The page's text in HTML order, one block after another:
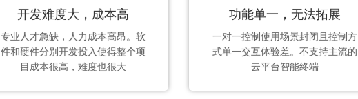
开发难度大，成本高
专业人才急缺，人力成本高昂。软
件和硬件分别开发投入使得整个项
目成本很高，难度也很大
功能单一，无法拓展
一对一控制使用场景封闭且控制方
式单一交互体验差。不支持主流的
云平台智能终端